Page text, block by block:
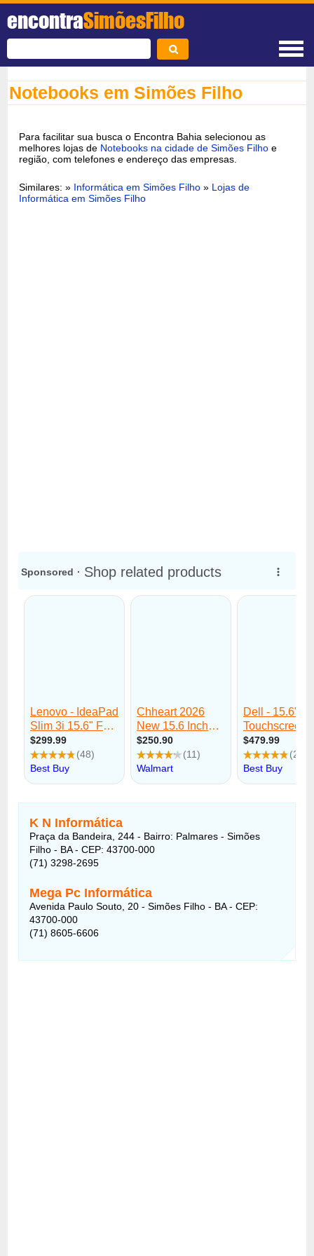
encontraSimõesFilho
Notebooks em Simões Filho
Para facilitar sua busca o Encontra Bahia selecionou as
melhores lojas de Notebooks na cidade de Simões Filho e
região, com telefones e endereço das empresas.
Similares: » Informática em Simões Filho » Lojas de
Informática em Simões Filho
K N Informática
Praça da Bandeira, 244 - Bairro: Palmares - Simões
Filho - BA - CEP: 43700-000
(71) 3298-2695
Mega Pc Informática
Avenida Paulo Souto, 20 - Simões Filho - BA - CEP:
43700-000
(71) 8605-6606